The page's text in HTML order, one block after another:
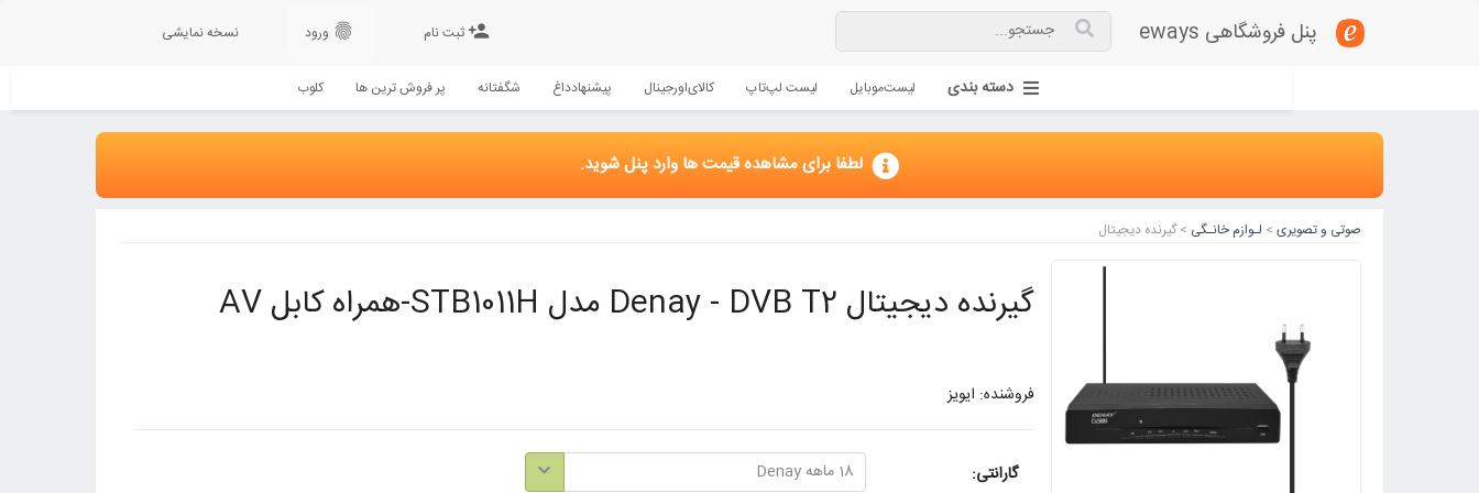
پنل فروشگاهی eways person_addثبت نام fingerprint ورود نسخه نمایشی
دسته بندی لیستموبایل لیست لپ‌تاپ کالایاورجینال پیشنهادداغ شگفتانه پر فروش ترین ها کلوب
لطفا برای مشاهده قیمت ها وارد پنل شوید.
صوتی و تصویری > لـوازم خانـگی > گیرنده دیجیتال
گیرنده دیجیتال Denay - DVB T2 مدل STB1011H-همراه کابل AV
فروشنده: ایویز
گارانتی: 18 ماهه Denay